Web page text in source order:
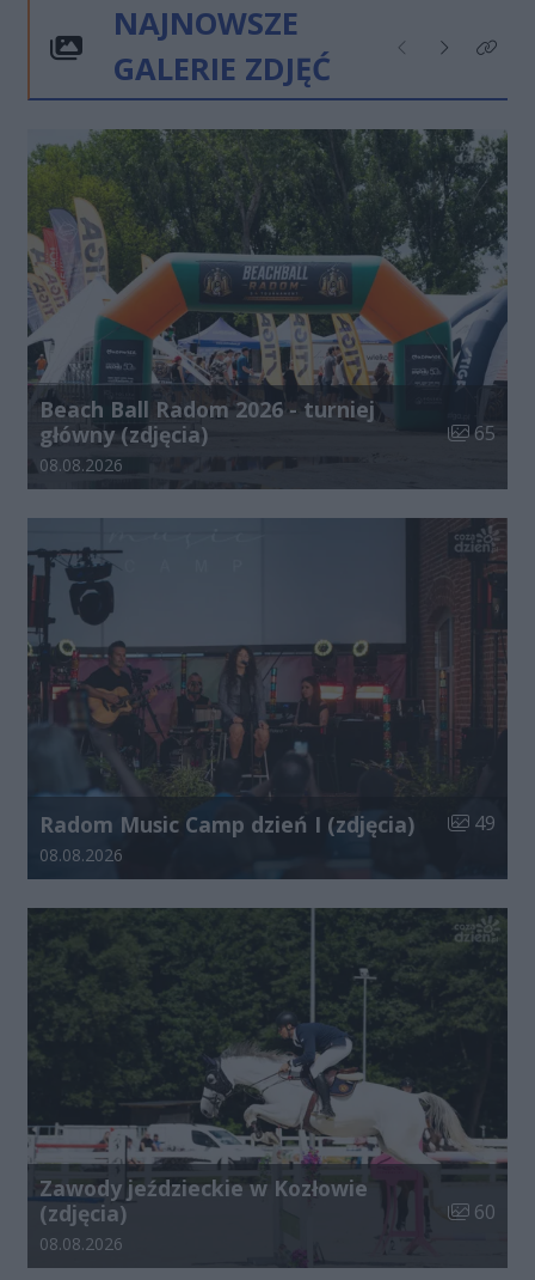
NAJNOWSZE
GALERIE ZDJĘĆ
Poprzednie
NastępneKliknij
Beach Ball Radom 2026 - turniej
główny (zdjęcia)
Liczba
65
Data dodania galerii:
08.08.2026
Radom Music Camp dzień I (zdjęcia) Liczba
49
Data dodania galerii:
08.08.2026
Zawody jeździeckie w Kozłowie
(zdjęcia)
Liczba
60
Data dodania galerii:
08.08.2026